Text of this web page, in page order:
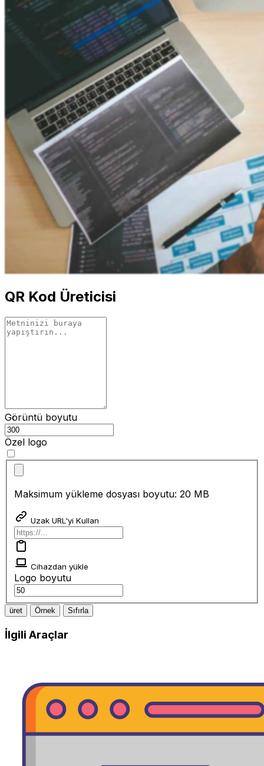
QR Kod Üreticisi
Görüntü boyutu
Özel logo
Maksimum yükleme dosyası boyutu: 20 MB
Uzak URL'yi Kullan
Cihazdan yükle
Logo boyutu
üret Örnek Sıfırla
İlgili Araçlar